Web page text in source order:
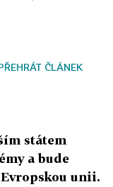
ČLÁNEK
státem
a bude
unii.